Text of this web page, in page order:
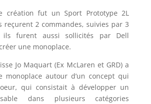
création fut un Sport Prototype 2L
reçurent 2 commandes, suivies par 3
ils furent aussi sollicités par Dell
une monoplace.
Jo Maquart (Ex McLaren et GRD) a
monoplace autour d’un concept qui
qui consistait à développer un
dans plusieurs catégories